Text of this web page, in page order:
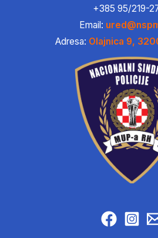
+385 95/219-
Email:
Adresa: Olajnica 9,